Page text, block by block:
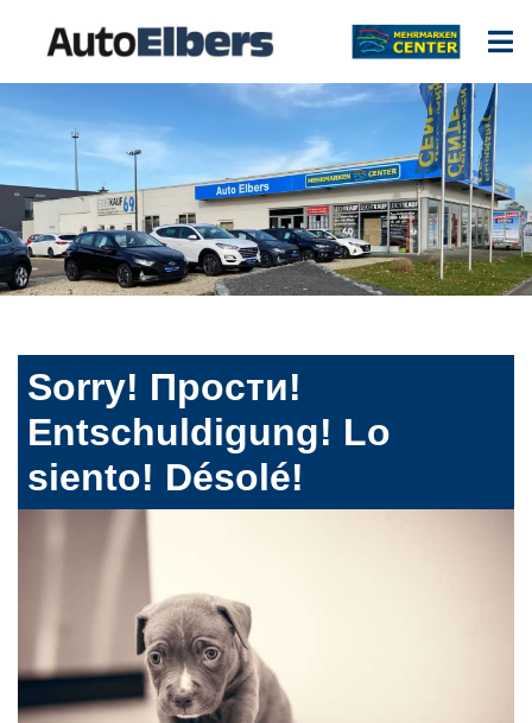
Sorry! Прости!
Entschuldigung! Lo
siento! Désolé!